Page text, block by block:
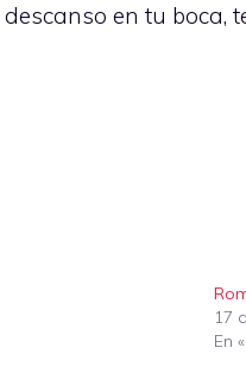
en tu boca,
17
En